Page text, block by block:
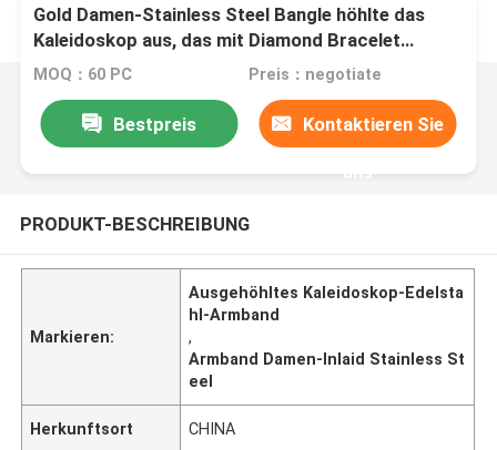
Gold Damen-Stainless Steel Bangle höhlte das
Kaleidoskop aus, das mit Diamond Bracelet
eingelegt wurde
MOQ：60 PC Preis：negotiate
Bestpreis Kontaktieren Sie
uns
PRODUKT-BESCHREIBUNG
Markieren:
Ausgehöhltes Kaleidoskop-Edelsta
hl-Armband
,
Armband Damen-Inlaid Stainless St
eel
Herkunftsort CHINA